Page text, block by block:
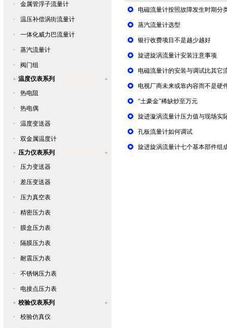
· 金属管浮子流量计
· 温压补偿涡街流量计
· 一体化威力巴流量计
· 蒸汽流量计
·
阀门组
温度仪表系列
·
热电阻
· 热电偶
· 温度变送器
·
双金属温度计
压力仪表系列
·
压力变送器
· 差压变送器
· 压力真空表
· 精密压力表
· 膜盒压力表
· 隔膜压力表
· 耐震压力表
· 不锈钢压力表
·
电接点压力表
校验仪表系列
·
校验仿真仪
电磁流量计按照故障发生时期分
蒸汽流量计选型
银行收费项目不是越少越好
旋进旋涡流量计安装注意事项
电磁流量计的安装与调试比其它
电视厂商未来或靠内容而不是硬
“土豪金”稀缺炒至万元
旋进漩涡流量计压力值与现场实
孔板流量计如何调试
旋进旋涡流量计七个基本部件组